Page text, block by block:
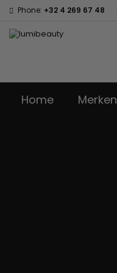
Phone: +32 4 269 67 48
Home Merken